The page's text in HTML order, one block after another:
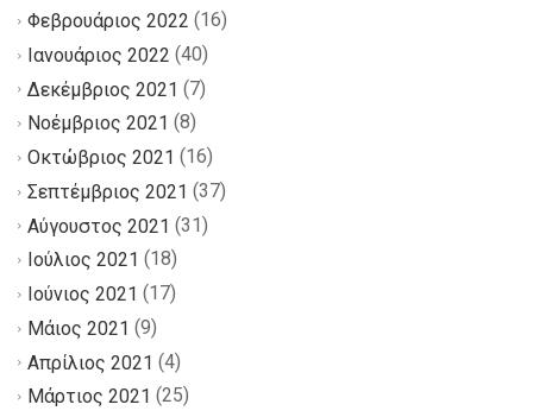
Φεβρουάριος 2022 (16)
Ιανουάριος 2022 (40)
Δεκέμβριος 2021 (7)
Νοέμβριος 2021 (8)
Οκτώβριος 2021 (16)
Σεπτέμβριος 2021 (37)
Αύγουστος 2021 (31)
Ιούλιος 2021 (18)
Ιούνιος 2021 (17)
Μάιος 2021 (9)
Απρίλιος 2021 (4)
Μάρτιος 2021 (25)